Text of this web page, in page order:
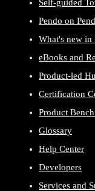
Self-guided
Pendo on
What's new in
eBooks and
Product-led
Certification
Product
Glossary
Help Center
Developers
Services and